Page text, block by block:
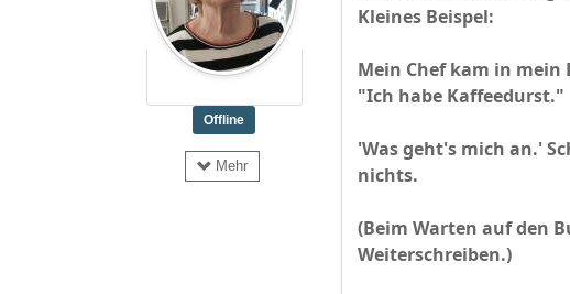
Offline
Mehr
Kleines Beispel:
Mein Chef kam in mein
"Ich habe Kaffeedurst."
'Was geht's mich an.'
nichts.
(Beim Warten auf den
Weiterschreiben.)